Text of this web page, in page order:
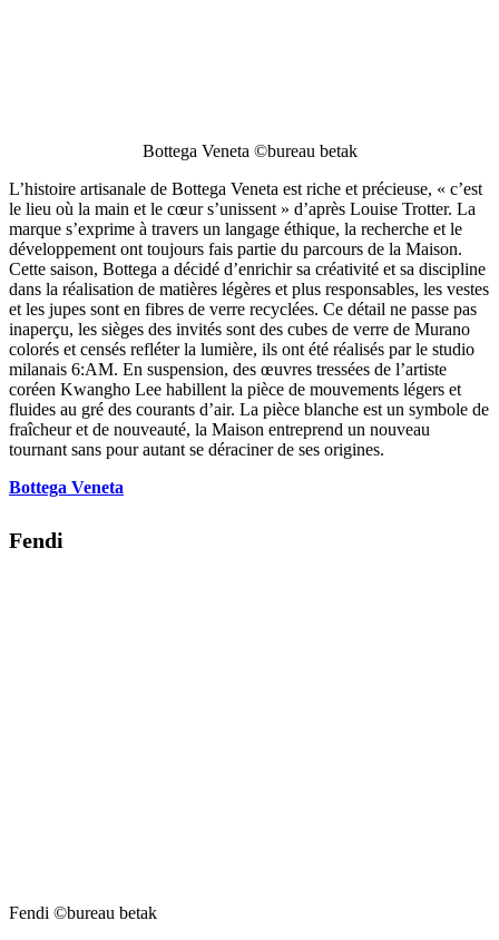
Bottega Veneta ©bureau betak
L’histoire artisanale de Bottega Veneta est riche et précieuse, « c’est
le lieu où la main et le cœur s’unissent » d’après Louise Trotter. La
marque s’exprime à travers un langage éthique, la recherche et le
développement ont toujours fais partie du parcours de la Maison.
Cette saison, Bottega a décidé d’enrichir sa créativité et sa discipline
dans la réalisation de matières légères et plus responsables, les vestes
et les jupes sont en fibres de verre recyclées. Ce détail ne passe pas
inaperçu, les sièges des invités sont des cubes de verre de Murano
colorés et censés refléter la lumière, ils ont été réalisés par le studio
milanais 6:AM. En suspension, des œuvres tressées de l’artiste
coréen Kwangho Lee habillent la pièce de mouvements légers et
fluides au gré des courants d’air. La pièce blanche est un symbole de
fraîcheur et de nouveauté, la Maison entreprend un nouveau
tournant sans pour autant se déraciner de ses origines.
Bottega Veneta
Fendi
Fendi ©bureau betak